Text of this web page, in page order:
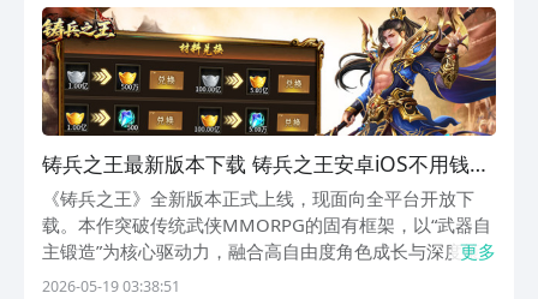
神...
铸兵之王最新版本下载 铸兵之王安卓iOS不用钱安
装包获取指南
《铸兵之王》全新版本正式上线，现面向全平台开放下
载。本作突破传统武侠MMORPG的固有框架，以“武器自
主锻造”为核心驱动力，融合高自由度角色成长与深度策
略化战斗体系，打造沉浸感十足的江湖世界。本次更新聚
更多
2026-05-19 03:38:51